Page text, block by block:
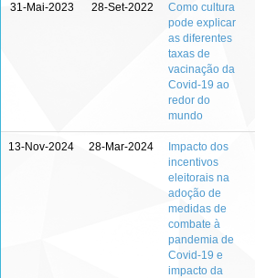
31-Mai-2023 28-Set-2022
Como cultura
pode explicar
as diferentes
taxas de
vacinação da
Covid-19 ao
redor do
mundo
13-Nov-2024 28-Mar-2024
Impacto dos
incentivos
eleitorais na
adoção de
medidas de
combate à
pandemia de
Covid-19 e
impacto da